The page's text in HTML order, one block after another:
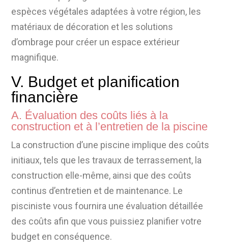
espèces végétales adaptées à votre région, les
matériaux de décoration et les solutions
d’ombrage pour créer un espace extérieur
magnifique.
V. Budget et planification
financière
A. Évaluation des coûts liés à la
construction et à l’entretien de la piscine
La construction d’une piscine implique des coûts
initiaux, tels que les travaux de terrassement, la
construction elle-même, ainsi que des coûts
continus d’entretien et de maintenance. Le
pisciniste vous fournira une évaluation détaillée
des coûts afin que vous puissiez planifier votre
budget en conséquence.